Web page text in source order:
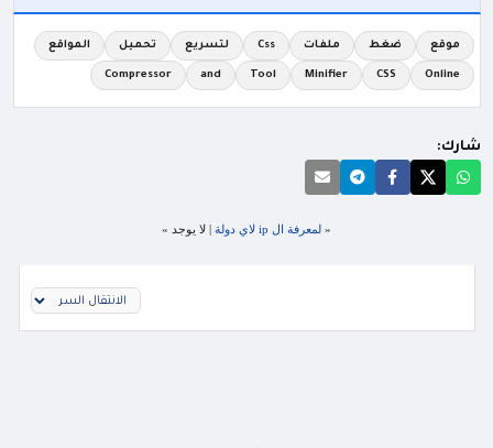
موقع ضغط ملفات Css لتسريع تحميل المواقع
Online
CSS
Minifier
Tool
and
Compressor
شارك:
« لمعرفة ال ip لاي دولة | لا يوجد »